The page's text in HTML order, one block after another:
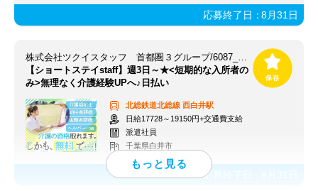
応募終了日：8月31日
株式会社ツクイスタッフ 首都圏３グループ/6087_340879
【ショートステイstaff】週3日～★<短期的な入所者の
み>無理なく介護経験UPへ♪日払い
北総鉄道北総線 西白井駅
日給17728～19150円+交通費支給
派遣社員
千葉県白井市
応募終了日：